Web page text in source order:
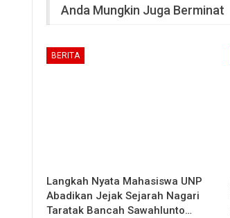
Anda Mungkin Juga Berminat
BERITA
Langkah Nyata Mahasiswa UNP
Abadikan Jejak Sejarah Nagari
Taratak Bancah Sawahlunto…